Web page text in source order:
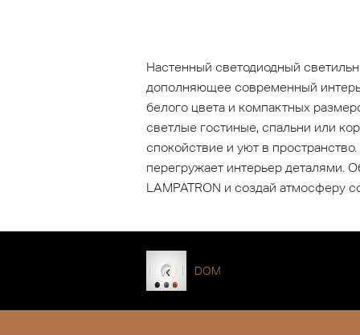
Настенный светодиодный
дополняющее современный
белого цвета и компактных
светлые гостиные, спальни или
спокойствие и уют в
перегружает интерьер деталями.
LAMPATRON и создай атмосферу
DOM